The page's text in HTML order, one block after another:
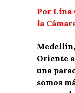
Por Lina
la
Oriente
una
somos